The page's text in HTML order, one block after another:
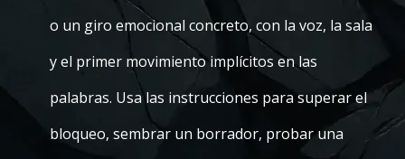
o un giro emocional concreto, con la voz, la sala
y el primer movimiento implícitos en las
palabras. Usa las instrucciones para superar el
bloqueo, sembrar un borrador, probar una